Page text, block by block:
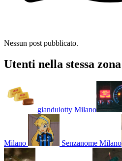
Nessun post pubblicato.
Utenti nella stessa zona
gianduiotty Milano
Milano Senzanome Milano